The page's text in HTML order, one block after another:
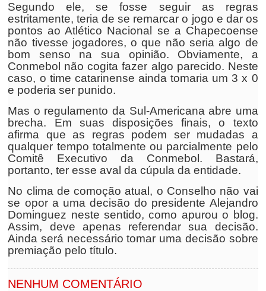
Segundo ele, se fosse seguir as regras
estritamente, teria de se remarcar o jogo e dar os
pontos ao Atlético Nacional se a Chapecoense
não tivesse jogadores, o que não seria algo de
bom senso na sua opinião. Obviamente, a
Conmebol não cogita fazer algo parecido. Neste
caso, o time catarinense ainda tomaria um 3 x 0
e poderia ser punido.
Mas o regulamento da Sul-Americana abre uma
brecha. Em suas disposições finais, o texto
afirma que as regras podem ser mudadas a
qualquer tempo totalmente ou parcialmente pelo
Comitê Executivo da Conmebol. Bastará,
portanto, ter esse aval da cúpula da entidade.
No clima de comoção atual, o Conselho não vai
se opor a uma decisão do presidente Alejandro
Dominguez neste sentido, como apurou o blog.
Assim, deve apenas referendar sua decisão.
Ainda será necessário tomar uma decisão sobre
premiação pelo título.
NENHUM COMENTÁRIO